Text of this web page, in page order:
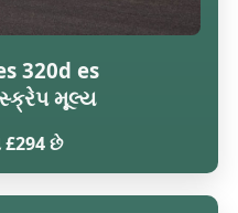
320d es
મૂલ્ય
છે